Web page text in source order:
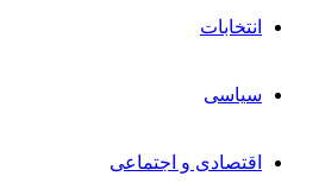
انتخابات
سیاسی
اقتصادی و اجتماعی